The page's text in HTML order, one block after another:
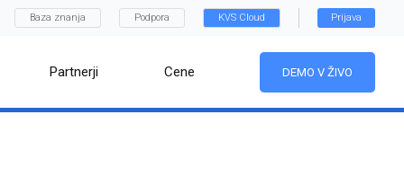
Baza znanja Podpora KVS Cloud Prijava
Partnerji Cene DEMO V ŽIVO